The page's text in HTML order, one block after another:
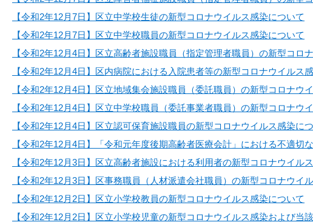
【令和2年12月7日】区立中学校生徒の新型コロナウイルス感染について
【令和2年12月7日】区立中学校職員の新型コロナウイルス感染について
【令和2年12月4日】区立高齢者施設職員（指定管理者職員）の新型コロ
【令和2年12月4日】区内病院における入院患者等の新型コロナウイルス
【令和2年12月4日】区立地域集会施設職員（委託職員）の新型コロナウ
【令和2年12月4日】区立中学校職員（委託事業者職員）の新型コロナウ
【令和2年12月4日】区立認可保育施設職員の新型コロナウイルス感染に
【令和2年12月4日】「令和元年度後期高齢者医療会計」における不適切
【令和2年12月3日】区立高齢者施設における利用者の新型コロナウイル
【令和2年12月3日】区事務職員（人材派遣会社職員）の新型コロナウイ
【令和2年12月2日】区立小学校教員の新型コロナウイルス感染について
【令和2年12月2日】区立小学校児童の新型コロナウイルス感染および当